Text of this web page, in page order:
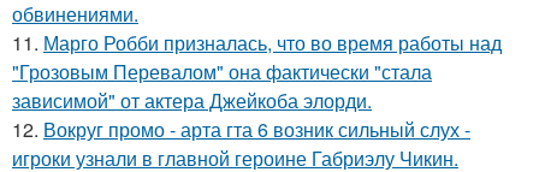
обвинениями.
11. Марго Робби призналась, что во время работы над
"Грозовым Перевалом" она фактически "стала
зависимой" от актера Джейкоба элорди.
12. Вокруг промо - арта гта 6 возник сильный слух -
игроки узнали в главной героине Габриэлу Чикин.